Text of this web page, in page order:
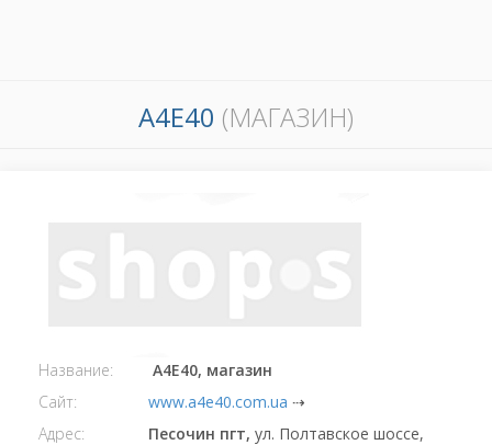
А4Е40 (МАГАЗИН)
Название:
А4Е40, магазин
Сайт:
www.a4e40.com.ua ⇢
Адрес:
Песочин пгт, ул. Полтавское шоссе,